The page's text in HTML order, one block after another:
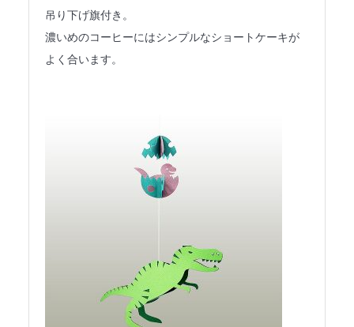
吊り下げ旗付き。
濃いめのコーヒーにはシンプルなショートケーキが
よく合います。